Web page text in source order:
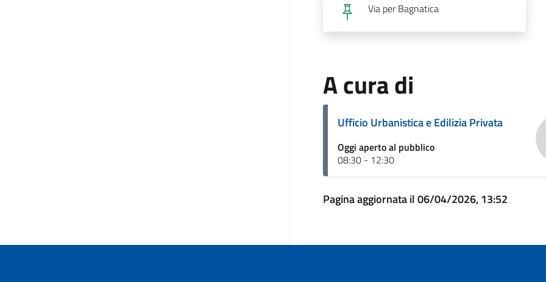
Via per Bagnatica
A cura di
Ufficio Urbanistica e Edilizia Privata
Oggi aperto al pubblico
08:30 - 12:30
Pagina aggiornata il 06/04/2026, 13:52